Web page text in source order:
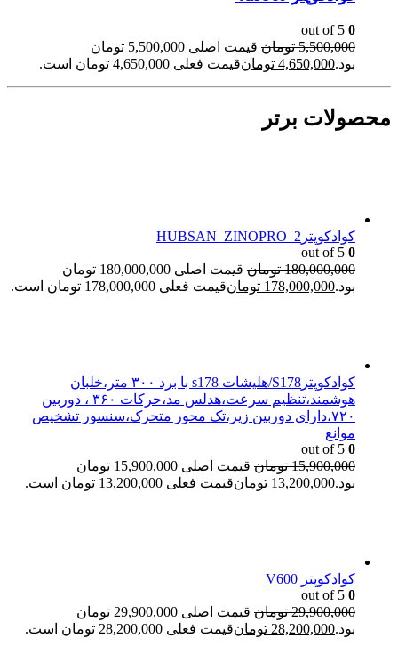
0
5,500,000 تومان
قیمت اصلی 5,500,000 تومان
بود.4,650,000 تومانقیمت فعلی 4,650,000 تومان است.
محصولات برتر
کوادکوپترHUBSAN_ZINOPRO_2
0
180,000,000 تومان
قیمت اصلی 180,000,000 تومان
بود.178,000,000 تومانقیمت فعلی 178,000,000 تومان است.
کوادکوپترS178/هلیشات s178 با برد ۳۰۰ متر،خلبان
هوشمند،تنظیم سرعت،هدلس مد،حرکات ۳۶۰ ، دوربین
۷۲۰،دارای دوربین زیر،تک محور متحرک،سنسور تشخیص
موانع
0
15,900,000 تومان
قیمت اصلی 15,900,000 تومان
بود.13,200,000 تومانقیمت فعلی 13,200,000 تومان است.
کوادکوپتر V600
0
29,900,000 تومان
قیمت اصلی 29,900,000 تومان
بود.28,200,000 تومانقیمت فعلی 28,200,000 تومان است.